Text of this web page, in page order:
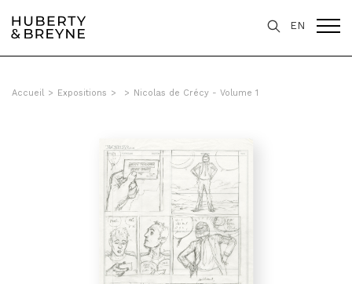
EN
Accueil > Expositions > > Nicolas de Crécy - Volume 1